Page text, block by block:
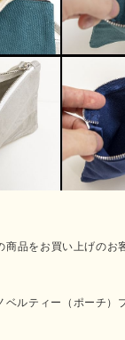
品をお買い上げのお
ルティー（ポーチ）